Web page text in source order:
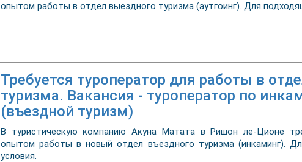
опытом работы в отдел выездного туризма (аутгоинг). Для
Требуется туроператор для работы в
туризма. Вакансия - туроператор по
(въездной туризм)
В туристическую компанию Акуна Матата в Ришон ле-Ционе
опытом работы в новый отдел въездного туризма (инкаминг).
условия.